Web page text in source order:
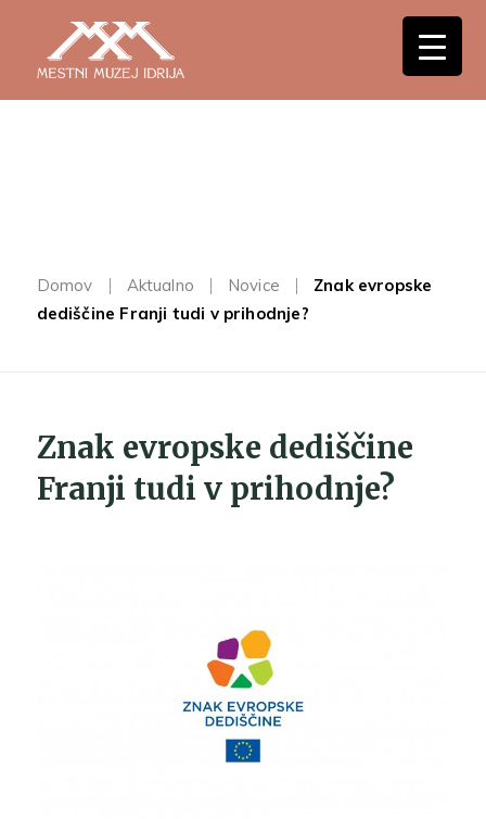
Domov Aktualno Novice
Znak evropske
dediščine Franji tudi v prihodnje?
Znak evropske dediščine
Franji tudi v prihodnje?